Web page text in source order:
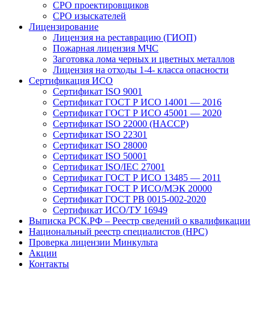
СРО проектировщиков
СРО изыскателей
Лицензирование
Лицензия на реставрацию (ГИОП)
Пожарная лицензия МЧС
Заготовка лома черных и цветных металлов
Лицензия на отходы 1-4- класса опасности
Сертификация ИСО
Сертификат ISO 9001
Сертификат ГОСТ Р ИСО 14001 — 2016
Сертификат ГОСТ Р ИСО 45001 — 2020
Сертификат ISO 22000 (HACCP)
Сертификат ISO 22301
Сертификат ISO 28000
Сертификат ISO 50001
Сертификат ISO/IEC 27001
Сертификат ГОСТ Р ИСО 13485 — 2011
Сертификат ГОСТ Р ИСО/МЭК 20000
Сертификат ГОСТ РВ 0015-002-2020
Сертификат ИСО/ТУ 16949
Выписка РСК.РФ – Реестр сведений о квалификации
Национальный реестр специалистов (НРС)
Проверка лицензии Минкульта
Акции
Контакты